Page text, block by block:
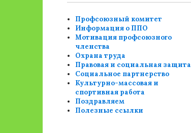
Профсоюзный комитет
Информация о ППО
Мотивация профсоюзного
членства
Охрана труда
Правовая и социальная защита
Социальное партнерство
Культурно-массовая и
спортивная работа
Поздравляем
Полезные ссылки